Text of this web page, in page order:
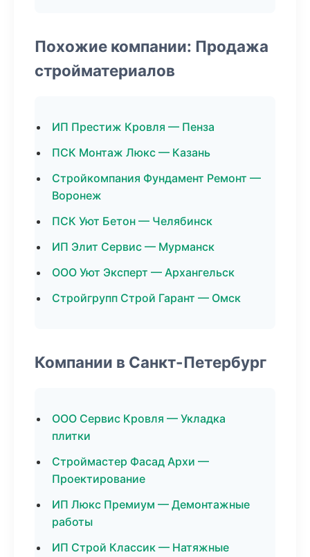
Похожие компании: Продажа
стройматериалов
ИП Престиж Кровля — Пенза
ПСК Монтаж Люкс — Казань
Стройкомпания Фундамент Ремонт —
Воронеж
ПСК Уют Бетон — Челябинск
ИП Элит Сервис — Мурманск
ООО Уют Эксперт — Архангельск
Стройгрупп Строй Гарант — Омск
Компании в Санкт-Петербург
ООО Сервис Кровля — Укладка
плитки
Строймастер Фасад Архи —
Проектирование
ИП Люкс Премиум — Демонтажные
работы
ИП Строй Классик — Натяжные